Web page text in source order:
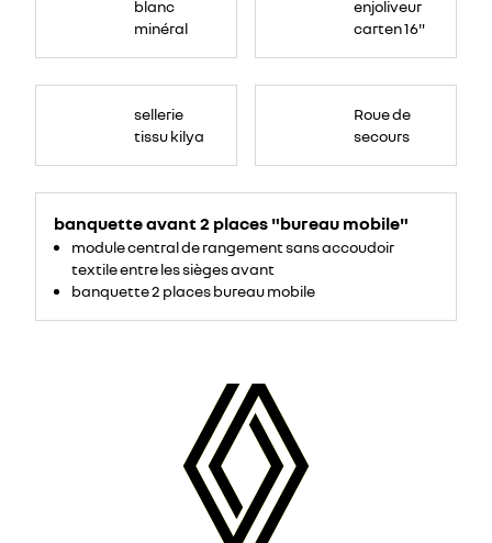
blanc
minéral
enjoliveur
carten 16"
sellerie
tissu kilya
banquette avant 2 places "bureau mobile"
module central de rangement sans accoudoir
textile entre les sièges avant
banquette 2 places bureau mobile
Roue de
secours